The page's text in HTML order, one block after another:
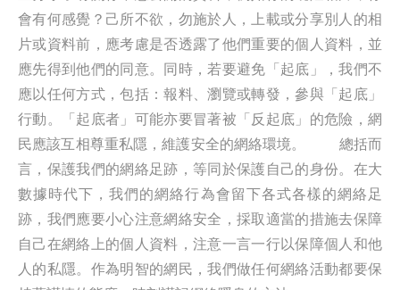
會有何感覺？己所不欲，勿施於人，上載或分享別人的相
片或資料前，應考慮是否透露了他們重要的個人資料，並
應先得到他們的同意。同時，若要避免「起底」，我們不
應以任何方式，包括：報料、瀏覽或轉發，參與「起底」
行動。「起底者」可能亦要冒著被「反起底」的危險，網
民應該互相尊重私隱，維護安全的網絡環境。 總括而
言，保護我們的網絡足跡，等同於保護自己的身份。在大
數據時代下，我們的網絡行為會留下各式各樣的網絡足
跡，我們應要小心注意網絡安全，採取適當的措施去保障
自己在網絡上的個人資料，注意一言一行以保障個人和他
人的私隱。作為明智的網民，我們做任何網絡活動都要保